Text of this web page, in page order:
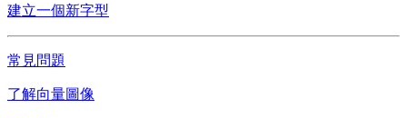
建立一個新字型
常見問題
了解向量圖像